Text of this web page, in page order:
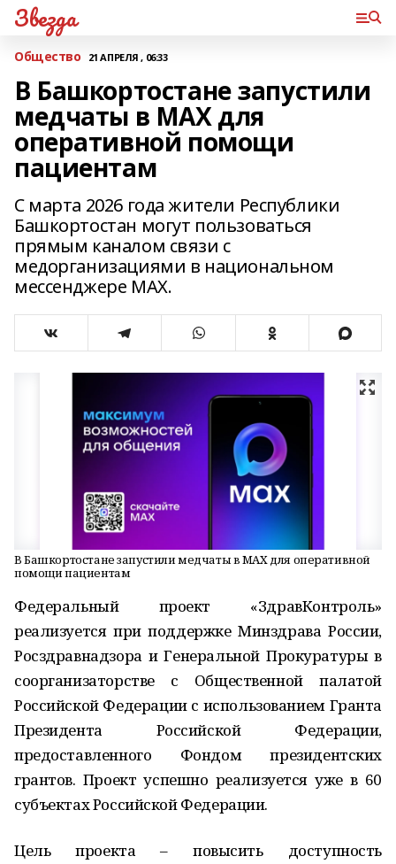
Звезда
Общество 21 АПРЕЛЯ , 06:33
В Башкортостане запустили
медчаты в MAX для
оперативной помощи
пациентам
С марта 2026 года жители Республики
Башкортостан могут пользоваться
прямым каналом связи с
медорганизациями в национальном
мессенджере MAX.
В Башкортостане запустили медчаты в MAX для оперативной
помощи пациентам
Федеральный проект «ЗдравКонтроль»
реализуется при поддержке Минздрава России,
Росздравнадзора и Генеральной Прокуратуры в
соорганизаторстве с Общественной палатой
Российской Федерации с использованием Гранта
Президента Российской Федерации,
предоставленного Фондом президентских
грантов. Проект успешно реализуется уже в 60
субъектах Российской Федерации.
Цель проекта – повысить доступность